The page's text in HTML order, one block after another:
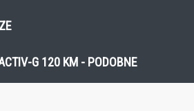
G 120 KM - PODOBNE